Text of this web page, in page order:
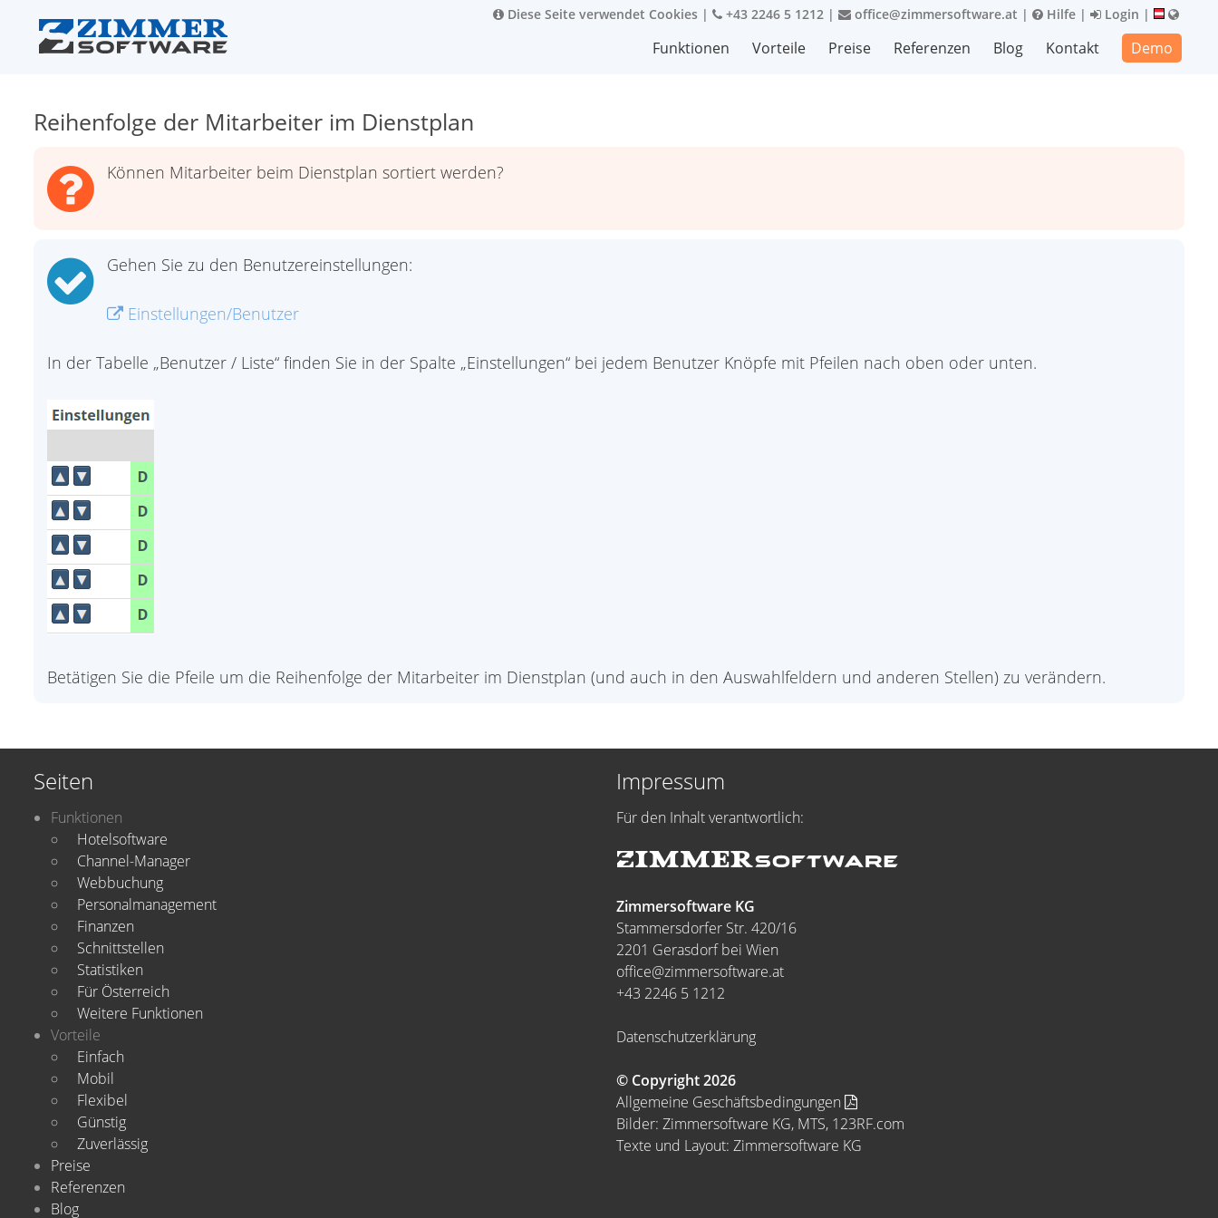
Diese Seite verwendet Cookies | +43 2246 5 1212 | office@zimmersoftware.at | Hilfe | Login |
Funktionen Vorteile Preise Referenzen Blog Kontakt Demo
Reihenfolge der Mitarbeiter im Dienstplan
Können Mitarbeiter beim Dienstplan sortiert werden?
Gehen Sie zu den Benutzereinstellungen:
Einstellungen/Benutzer
In der Tabelle „Benutzer / Liste“ finden Sie in der Spalte „Einstellungen“ bei jedem Benutzer Knöpfe mit Pfeilen nach oben oder unten.
Betätigen Sie die Pfeile um die Reihenfolge der Mitarbeiter im Dienstplan (und auch in den Auswahlfeldern und anderen Stellen) zu verändern.
Seiten
Funktionen
Hotelsoftware
Channel-Manager
Webbuchung
Personalmanagement
Finanzen
Schnittstellen
Statistiken
Für Österreich
Weitere Funktionen
Vorteile
Einfach
Mobil
Flexibel
Günstig
Zuverlässig
Preise
Referenzen
Blog
Impressum
Für den Inhalt verantwortlich:
Zimmersoftware KG
Stammersdorfer Str. 420/16
2201 Gerasdorf bei Wien
office@zimmersoftware.at
+43 2246 5 1212
Datenschutzerklärung
© Copyright 2026
Allgemeine Geschäftsbedingungen
Bilder: Zimmersoftware KG, MTS, 123RF.com
Texte und Layout: Zimmersoftware KG